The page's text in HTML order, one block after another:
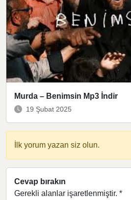
Murda – Benimsin Mp3 İndir
19 Şubat 2025
İlk yorum yazan siz olun.
Cevap bırakın
Gerekli alanlar işaretlenmiştir. *